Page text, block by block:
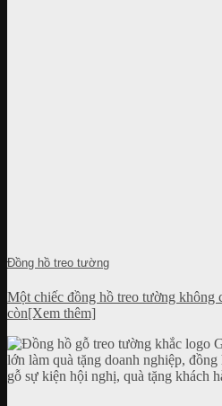
Đồng hồ treo tường
Một chiếc đồng hồ treo tường không
còn[Xem thêm]